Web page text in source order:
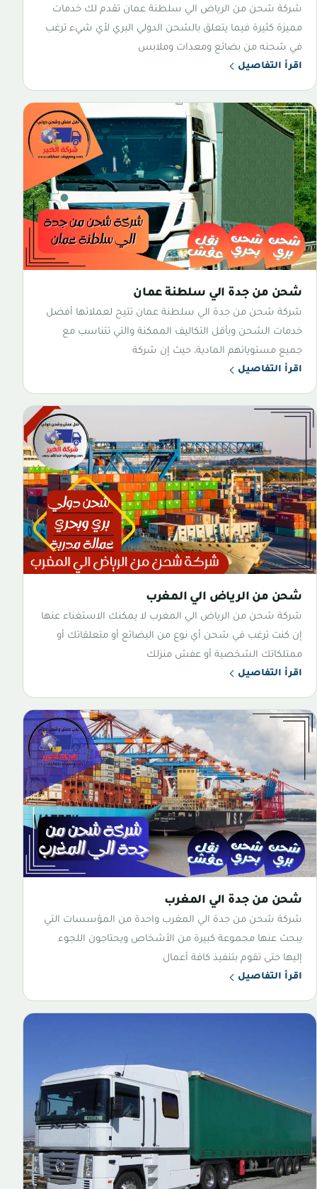
شركة شحن من الرياض الي سلطنة عمان تقدم لك خدمات
مميزة كثيرة فيما يتعلق بالشحن الدولي البري لأي شيء ترغب
في شحنه من بضائع ومعدات وملابس
اقرأ التفاصيل
شحن من جدة الي سلطنة عمان
شركة شحن من جدة الي سلطنة عمان تتيح لعملائها أفضل
خدمات الشحن وبأقل التكاليف الممكنة والتي تتناسب مع
جميع مستوياتهم المادية، حيث إن شركة
اقرأ التفاصيل
شحن من الرياض الي المغرب
شركة شحن من الرياض الي المغرب لا يمكنك الاستغناء عنها
إن كنت ترغب في شحن أي نوع من البضائع أو متعلقاتك أو
ممتلكاتك الشخصية أو عفش منزلك
اقرأ التفاصيل
شحن من جدة الي المغرب
شركة شحن من جدة الي المغرب واحدة من المؤسسات التي
يبحث عنها مجموعة كبيرة من الأشخاص ويحتاجون اللجوء
إليها حتى تقوم بتنفيذ كافة أعمال
اقرأ التفاصيل